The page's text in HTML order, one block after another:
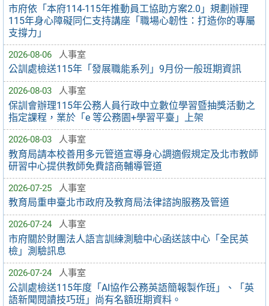
市府依「本府114-115年推動員工協助方案2.0」規劃辦理
115年身心障礙同仁支持講座「職場心韌性：打造你的專屬
支撐力」
2026-08-06 人事室
公訓處檢送115年「發展職能系列」9月份一般班期資訊
2026-08-03 人事室
保訓會辦理115年公務人員行政中立數位學習暨抽獎活動之
指定課程，業於「e 等公務園+學習平臺」上架
2026-08-03 人事室
教育局請本校善用多元管道宣導身心調適假規定及北市教師
研習中心提供教師免費諮商輔導管道
2026-07-25 人事室
教育局重申臺北市政府及教育局法律諮詢服務及管道
2026-07-24 人事室
市府關於財團法人語言訓練測驗中心函送該中心「全民英
檢」測驗訊息
2026-07-24 人事室
公訓處檢送115年度「AI協作公務英語簡報製作班」、「英
語新聞閱讀技巧班」尚有名額班期資料。